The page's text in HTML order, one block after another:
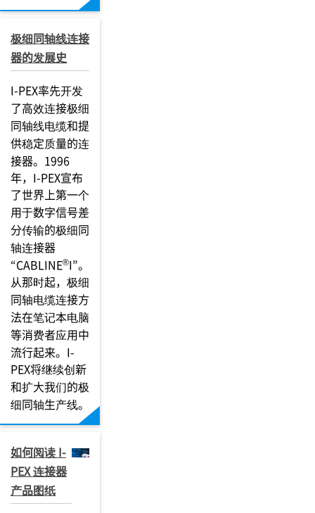
极细同轴线连接
器的发展史
I-PEX率先开发
了高效连接极细
同轴线电缆和提
供稳定质量的连
接器。1996
年，I-PEX宣布
了世界上第一个
用于数字信号差
分传输的极细同
轴连接器
“CABLINE®I”。
从那时起，极细
同轴电缆连接方
法在笔记本电脑
等消费者应用中
流行起来。I-
PEX将继续创新
和扩大我们的极
细同轴生产线。
如何阅读 I-
PEX 连接器
产品图纸